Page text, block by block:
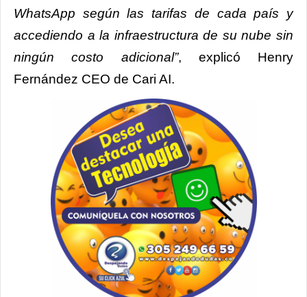
WhatsApp según las tarifas de cada país y
accediendo a la infraestructura de su nube sin
ningún costo adicional”, explicó Henry
Fernández CEO de Cari AI.